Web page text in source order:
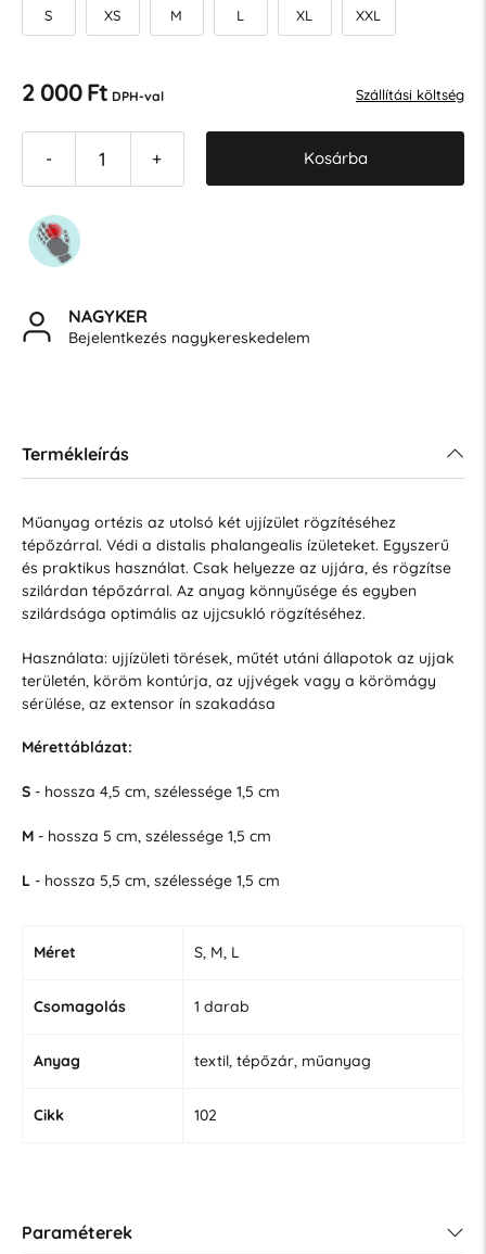
S XS M L XL XXL
2 000 Ft DPH-val Szállítási költség
- + Kosárba
NAGYKER
Bejelentkezés nagykereskedelem
Termékleírás
Műanyag ortézis az utolsó két ujjízület rögzítéséhez
tépőzárral. Védi a distalis phalangealis ízületeket. Egyszerű
és praktikus használat. Csak helyezze az ujjára, és rögzítse
szilárdan tépőzárral. Az anyag könnyűsége és egyben
szilárdsága optimális az ujjcsukló rögzítéséhez.
Használata: ujjízületi törések, műtét utáni állapotok az ujjak
területén, köröm kontúrja, az ujjvégek vagy a körömágy
sérülése, az extensor ín szakadása
Mérettáblázat:
S- hossza 4,5 cm, szélessége 1,5 cm
M- hossza 5 cm, szélessége 1,5 cm
L- hossza 5,5 cm, szélessége 1,5 cm
Méret S, M, L
Csomagolás 1 darab
Anyag textil, tépőzár, műanyag
Cikk 102
Paraméterek